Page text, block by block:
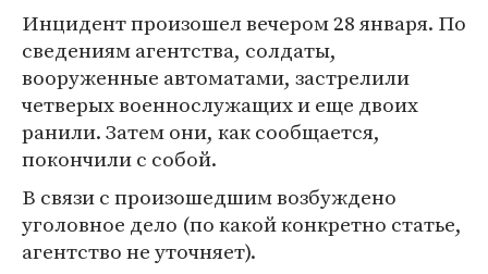
Инцидент произошел вечером 28 января. По
сведениям агентства, солдаты,
вооруженные автоматами, застрелили
четверых военнослужащих и еще двоих
ранили. Затем они, как сообщается,
покончили с собой.
В связи с произошедшим возбуждено
уголовное дело (по какой конкретно статье,
агентство не уточняет).